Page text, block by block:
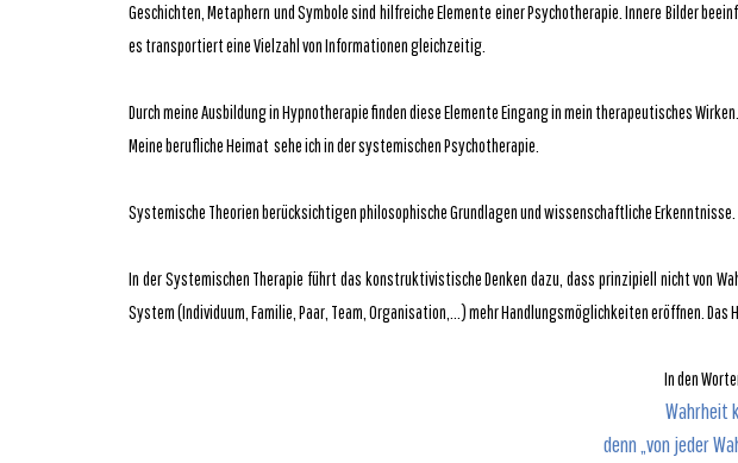
Geschichten, Metaphern und Symbole sind hilfreiche Elemente einer Psychotherapie. Innere Bilder
es transportiert eine Vielzahl von Informationen gleichzeitig.
Durch meine Ausbildung in Hypnotherapie finden diese Elemente Eingang in mein therapeutisches Wirken.
Meine berufliche Heimat sehe ich in der systemischen Psychotherapie.
Systemische Theorien berücksichtigen philosophische Grundlagen und wissenschaftliche Erkenntnisse.
In der Systemischen Therapie führt das konstruktivistische Denken dazu, dass prinzipiell nicht von
System (Individuum, Familie, Paar, Team, Organisation,...) mehr Handlungsmöglichkeiten eröffnen.
In den
Wahrheit
denn „von jeder